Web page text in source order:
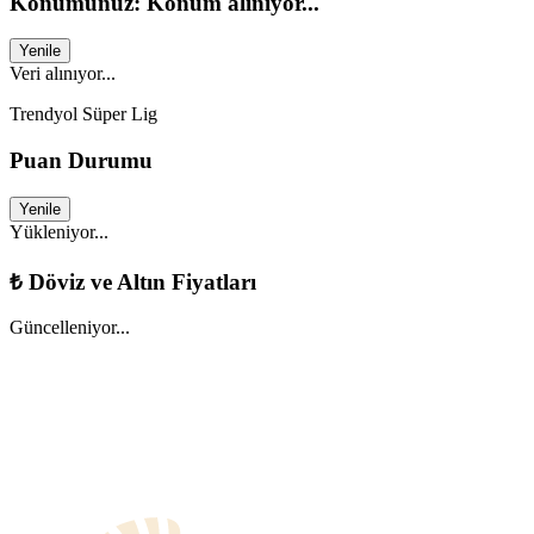
Yenile
Veri alınıyor...
Trendyol Süper Lig
Puan Durumu
Yenile
Yükleniyor...
₺ Döviz ve Altın Fiyatları
Güncelleniyor...